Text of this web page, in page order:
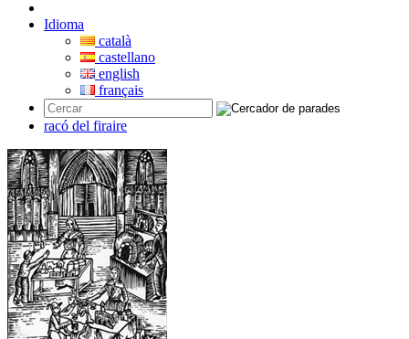
Idioma
català
castellano
english
français
racó del firaire